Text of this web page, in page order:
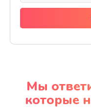
Мы
которые